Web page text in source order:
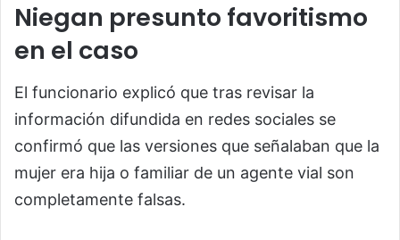
Niegan presunto favoritismo
en el caso
El funcionario explicó que tras revisar la
información difundida en redes sociales se
confirmó que las versiones que señalaban que la
mujer era hija o familiar de un agente vial son
completamente falsas.